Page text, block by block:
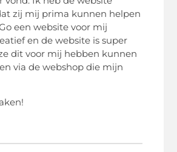
zij mij prima kunnen helpen
een website voor mij
en de website is super
dit voor mij hebben kunnen
via de webshop die mijn